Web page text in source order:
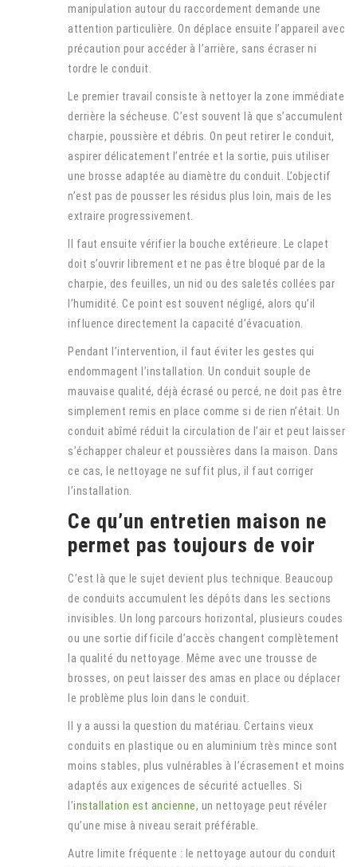
manipulation autour du raccordement demande une
attention particulière. On déplace ensuite l’appareil avec
précaution pour accéder à l’arrière, sans écraser ni
tordre le conduit.
Le premier travail consiste à nettoyer la zone immédiate
derrière la sécheuse. C’est souvent là que s’accumulent
charpie, poussière et débris. On peut retirer le conduit,
aspirer délicatement l’entrée et la sortie, puis utiliser
une brosse adaptée au diamètre du conduit. L’objectif
n’est pas de pousser les résidus plus loin, mais de les
extraire progressivement.
Il faut ensuite vérifier la bouche extérieure. Le clapet
doit s’ouvrir librement et ne pas être bloqué par de la
charpie, des feuilles, un nid ou des saletés collées par
l’humidité. Ce point est souvent négligé, alors qu’il
influence directement la capacité d’évacuation.
Pendant l’intervention, il faut éviter les gestes qui
endommagent l’installation. Un conduit souple de
mauvaise qualité, déjà écrasé ou percé, ne doit pas être
simplement remis en place comme si de rien n’était. Un
conduit abîmé réduit la circulation de l’air et peut laisser
s’échapper chaleur et poussières dans la maison. Dans
ce cas, le nettoyage ne suffit plus, il faut corriger
l’installation.
Ce qu’un entretien maison ne
permet pas toujours de voir
C’est là que le sujet devient plus technique. Beaucoup
de conduits accumulent les dépôts dans les sections
invisibles. Un long parcours horizontal, plusieurs coudes
ou une sortie difficile d’accès changent complètement
la qualité du nettoyage. Même avec une trousse de
brosses, on peut laisser des amas en place ou déplacer
le problème plus loin dans le conduit.
Il y a aussi la question du matériau. Certains vieux
conduits en plastique ou en aluminium très mince sont
moins stables, plus vulnérables à l’écrasement et moins
adaptés aux exigences de sécurité actuelles. Si
l’installation est ancienne, un nettoyage peut révéler
qu’une mise à niveau serait préférable.
Autre limite fréquente : le nettoyage autour du conduit